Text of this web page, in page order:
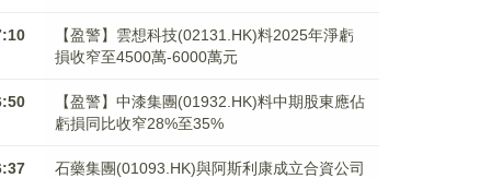
【盈警】雲想科技(02131.HK)料2025年淨虧
損收窄至4500萬-6000萬元
【盈警】中漆集團(01932.HK)料中期股東應佔
虧損同比收窄28%至35%
石藥集團(01093.HK)與阿斯利康成立合資公司